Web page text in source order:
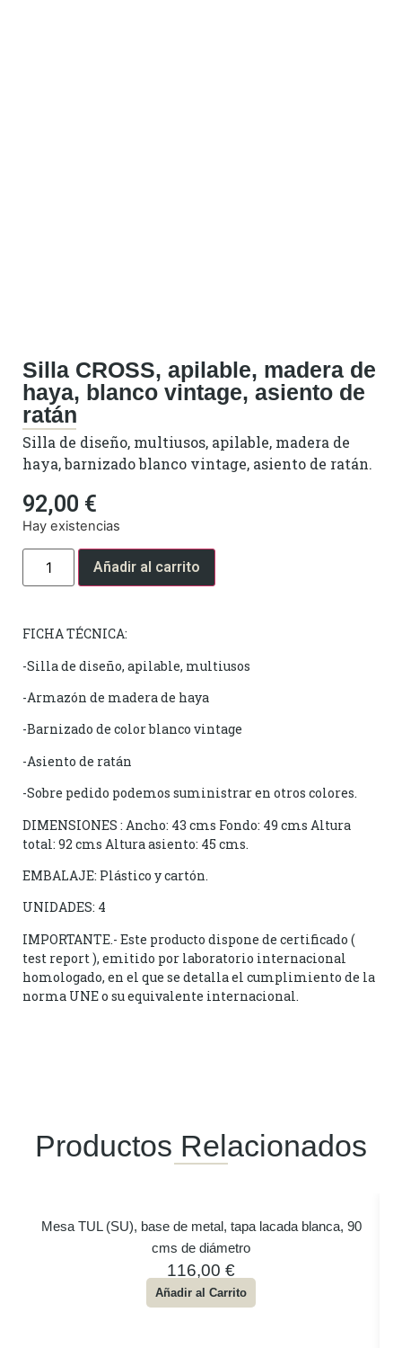
Silla CROSS, apilable, madera de
haya, blanco vintage, asiento de
ratán
Silla de diseño, multiusos, apilable, madera de
haya, barnizado blanco vintage, asiento de ratán.
92,00 €
Hay existencias
Añadir al carrito
FICHA TÉCNICA:
-Silla de diseño, apilable, multiusos
-Armazón de madera de haya
-Barnizado de color blanco vintage
-Asiento de ratán
-Sobre pedido podemos suministrar en otros colores.
DIMENSIONES : Ancho: 43 cms Fondo: 49 cms Altura
total: 92 cms Altura asiento: 45 cms.
EMBALAJE: Plástico y cartón.
UNIDADES: 4
IMPORTANTE.- Este producto dispone de certificado (
test report ), emitido por laboratorio internacional
homologado, en el que se detalla el cumplimiento de la
norma UNE o su equivalente internacional.
Productos Relacionados
Mesa TUL (SU), base de metal, tapa lacada blanca, 90
cms de diámetro
116,00 €
Añadir al Carrito